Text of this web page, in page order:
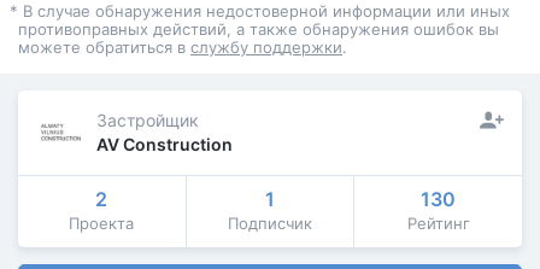
* В случае обнаружения недостоверной информации или иных
противоправных действий, а также обнаружения ошибок вы
можете обратиться в службу поддержки.
Застройщик
AV Construction
2
Проекта
1
Подписчик
130
Рейтинг